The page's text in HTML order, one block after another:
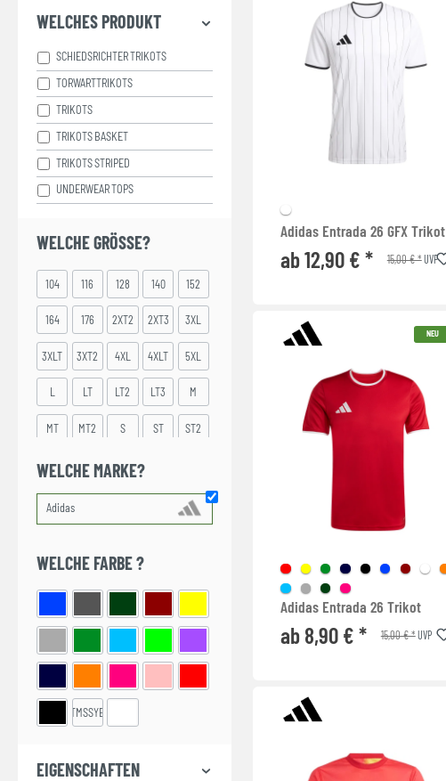
WELCHES PRODUKT
SCHIEDSRICHTER TRIKOTS
TORWARTTRIKOTS
TRIKOTS
TRIKOTS BASKET
TRIKOTS STRIPED
UNDERWEAR TOPS
WELCHE GRÖSSE?
104 116 128 140 152
164 176 2XT2 2XT3 3XL
3XLT 3XT2 4XL 4XLT 5XL
LT LT2 LT3 M
MT MT2 S ST ST2
XL XLT XLT2
WELCHE MARKE?
WELCHE FARBE ?
TMSSYE
EIGENSCHAFTEN
Adidas Entrada 26 GFX Trikot
ab 12,90 € * 15,00 € *UVP
NEU
Adidas Entrada 26 Trikot
ab 8,90 € * 15,00 € *UVP